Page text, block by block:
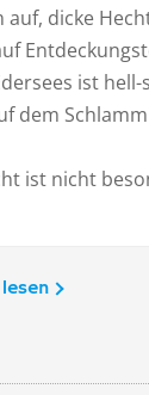
auf, dicke
ist
dem
ist nicht